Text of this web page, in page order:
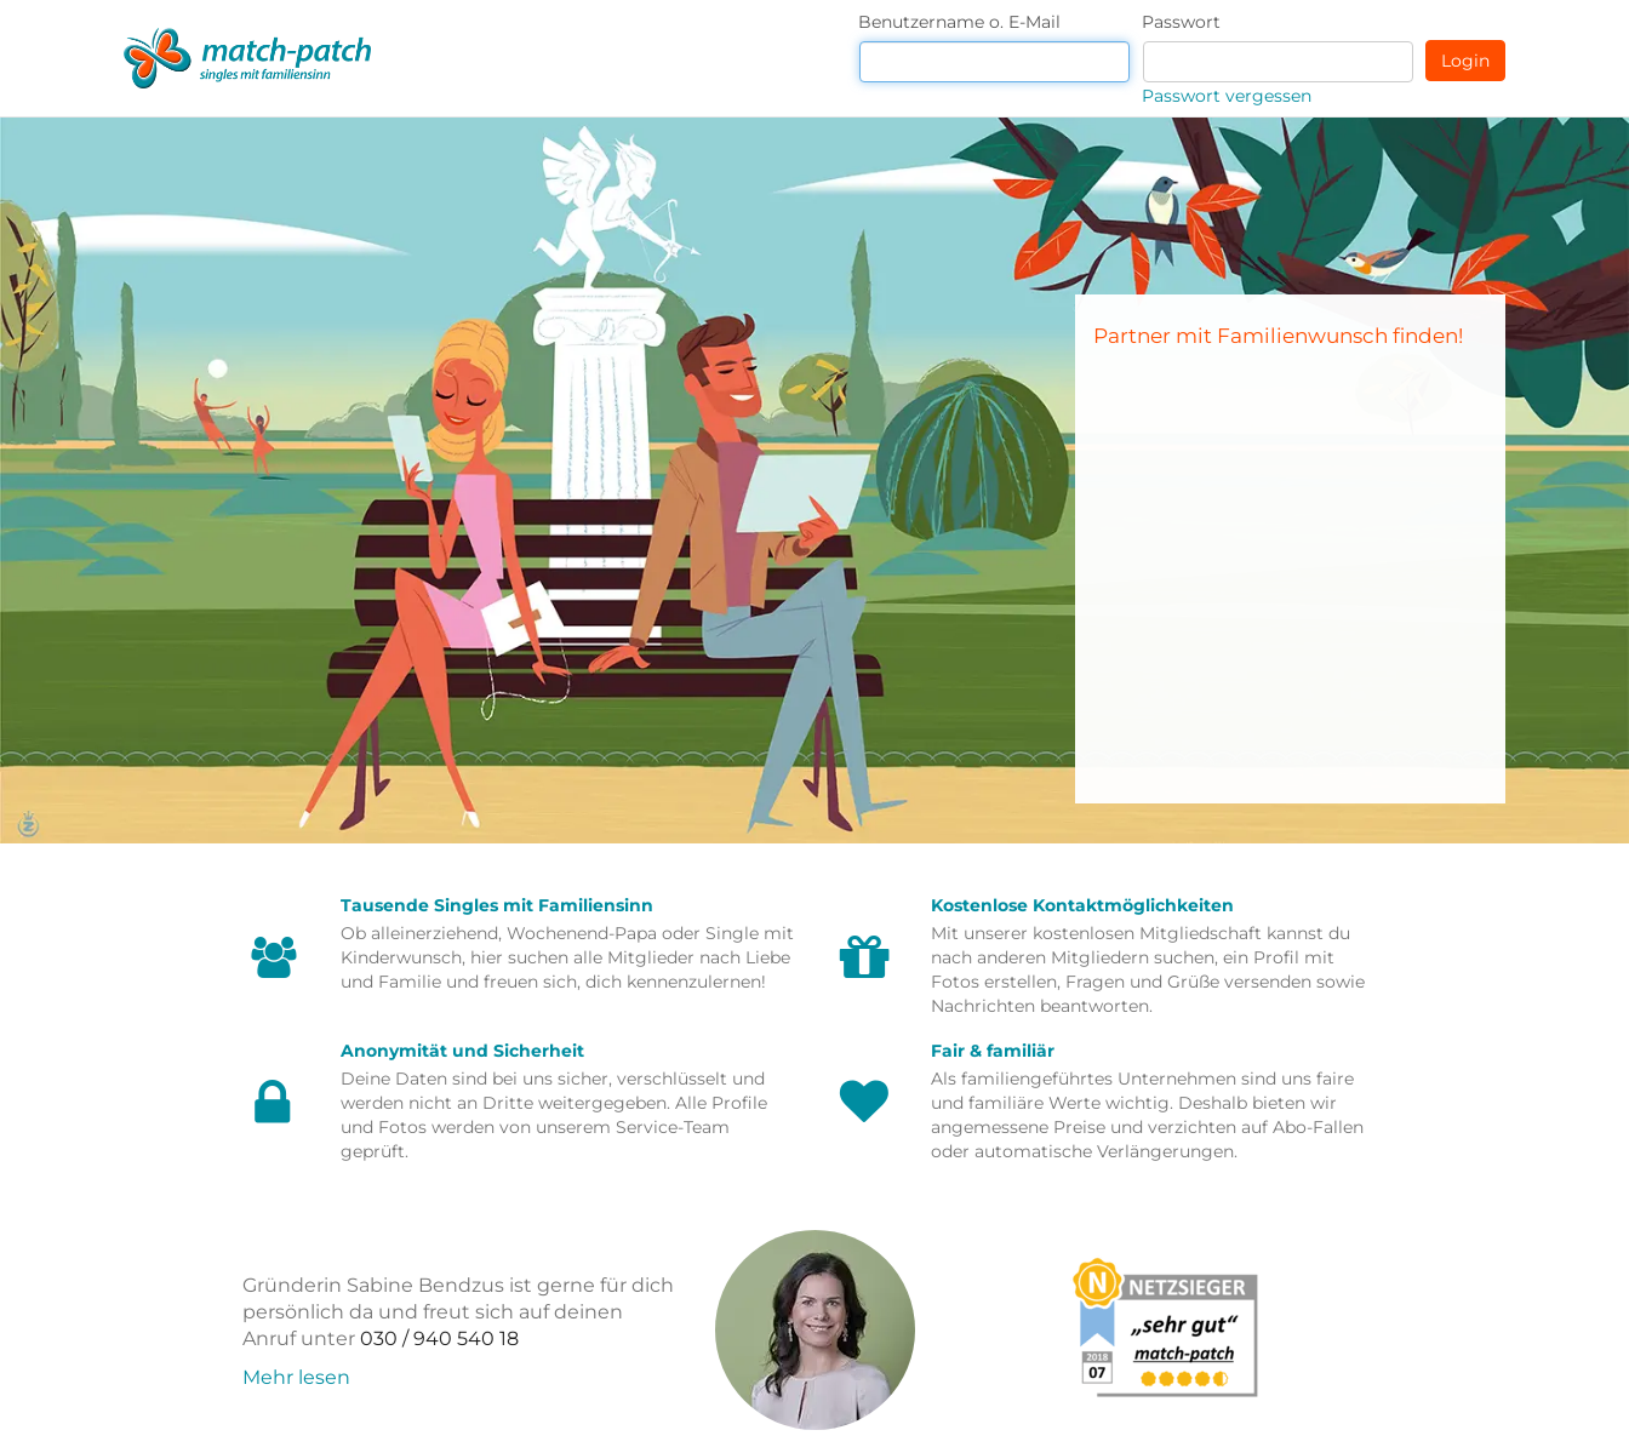
Benutzername o. E-Mail Passwort
Passwort vergessen
Partner mit Familienwunsch finden!
Tausende Singles mit Familiensinn
Ob alleinerziehend, Wochenend-Papa oder Single mit
Kinderwunsch, hier suchen alle Mitglieder nach Liebe
und Familie und freuen sich, dich kennenzulernen!
Kostenlose Kontaktmöglichkeiten
Mit unserer kostenlosen Mitgliedschaft kannst du
nach anderen Mitgliedern suchen, ein Profil mit
Fotos erstellen, Fragen und Grüße versenden sowie
Nachrichten beantworten.
Anonymität und Sicherheit
Deine Daten sind bei uns sicher, verschlüsselt und
werden nicht an Dritte weitergegeben. Alle Profile
und Fotos werden von unserem Service-Team
geprüft.
Fair & familiär
Als familiengeführtes Unternehmen sind uns faire
und familiäre Werte wichtig. Deshalb bieten wir
angemessene Preise und verzichten auf Abo-Fallen
oder automatische Verlängerungen.
Gründerin Sabine Bendzus ist gerne für dich
persönlich da und freut sich auf deinen
Anruf unter 030 / 940 540 18
Mehr lesen